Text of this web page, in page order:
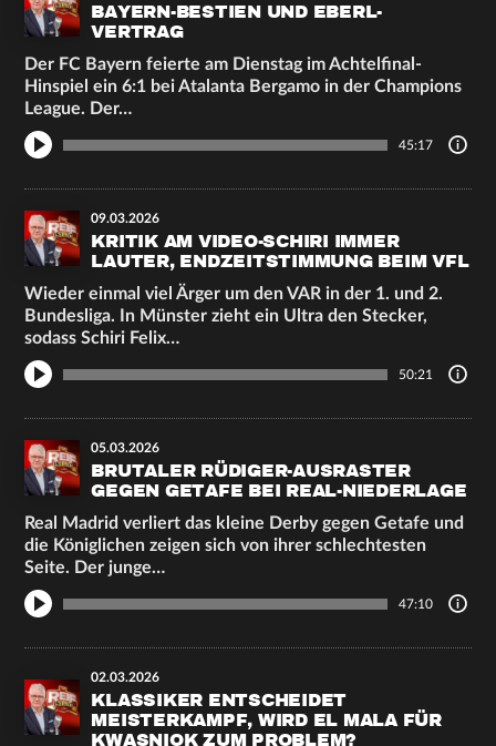
BAYERN-BESTIEN UND EBERL-
VERTRAG
Der FC Bayern feierte am Dienstag im Achtelfinal-
Hinspiel ein 6:1 bei Atalanta Bergamo in der Champions
League. Der…
45:17
09.03.2026
KRITIK AM VIDEO-SCHIRI IMMER
LAUTER, ENDZEITSTIMMUNG BEIM VFL
Wieder einmal viel Ärger um den VAR in der 1. und 2.
Bundesliga. In Münster zieht ein Ultra den Stecker,
sodass Schiri Felix…
50:21
05.03.2026
BRUTALER RÜDIGER-AUSRASTER
GEGEN GETAFE BEI REAL-NIEDERLAGE
Real Madrid verliert das kleine Derby gegen Getafe und
die Königlichen zeigen sich von ihrer schlechtesten
Seite. Der junge…
47:10
02.03.2026
KLASSIKER ENTSCHEIDET
MEISTERKAMPF, WIRD EL MALA FÜR
KWASNIOK ZUM PROBLEM?